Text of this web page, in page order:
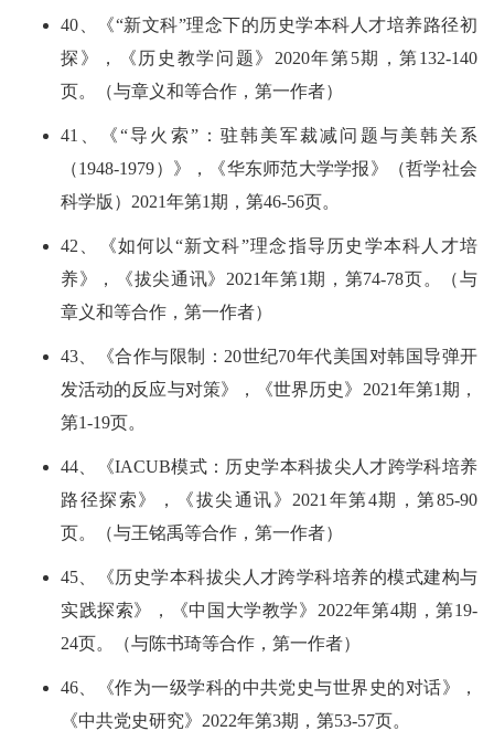
40、《“新文科”理念下的历史学本科人才培养路径初
探》，《历史教学问题》2020年第5期，第132-140
页。（与章义和等合作，第一作者）
41、《“导火索”：驻韩美军裁减问题与美韩关系
（1948-1979）》，《华东师范大学学报》（哲学社会
科学版）2021年第1期，第46-56页。
42、《如何以“新文科”理念指导历史学本科人才培
养》，《拔尖通讯》2021年第1期，第74-78页。（与
章义和等合作，第一作者）
43、《合作与限制：20世纪70年代美国对韩国导弹开
发活动的反应与对策》，《世界历史》2021年第1期，
第1-19页。
44、《IACUB模式：历史学本科拔尖人才跨学科培养
路径探索》，《拔尖通讯》2021年第4期，第85-90
页。（与王铭禹等合作，第一作者）
45、《历史学本科拔尖人才跨学科培养的模式建构与
实践探索》，《中国大学教学》2022年第4期，第19-
24页。（与陈书琦等合作，第一作者）
46、《作为一级学科的中共党史与世界史的对话》，
《中共党史研究》2022年第3期，第53-57页。